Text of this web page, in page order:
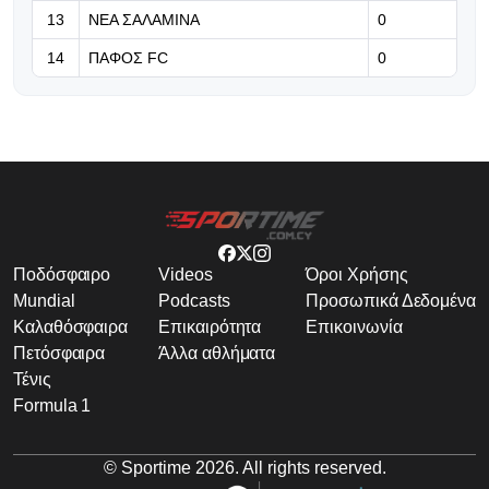
13 ΝΕΑ ΣΑΛΑΜΙΝΑ 0
14 ΠΑΦΟΣ FC 0
Ποδόσφαιρο
Mundial
Καλαθόσφαιρα
Πετόσφαιρα
Τένις
Formula 1
Videos
Podcasts
Επικαιρότητα
Άλλα αθλήματα
Όροι Χρήσης
Προσωπικά Δεδομένα
Επικοινωνία
© Sportime 2026. All rights reserved.